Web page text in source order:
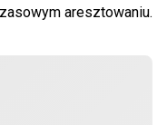
aresztowaniu.